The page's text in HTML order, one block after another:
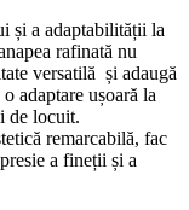
și a adaptabilității la
rafinată nu
versatilă și adaugă
adaptare ușoară la
de locuit.
remarcabilă, fac
a fineții și a